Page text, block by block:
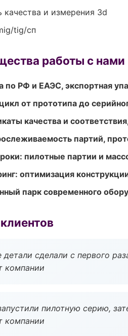
качества и измерения 3d
tig/сп
работы с нами
по РФ и ЕАЭС, экспортная
от прототипа до
качества и
партий,
пилотные партии и
оптимизация
парк современного
сделали с первого
компании
пилотную серию,
компании